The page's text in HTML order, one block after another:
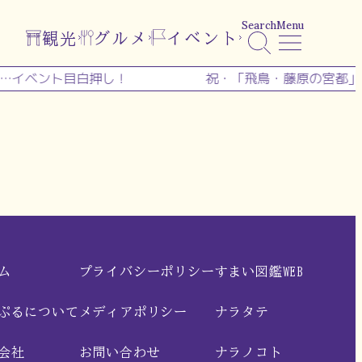
観光 グルメ イベント
SearchMenu
ベント目白押し！ 祝・「飛鳥・藤原の宮都
るについて
社
プライバシーポリシー
メディアポリシー
お問い合わせ
すまい図鑑WEB
ナラタテ
ナラノコト